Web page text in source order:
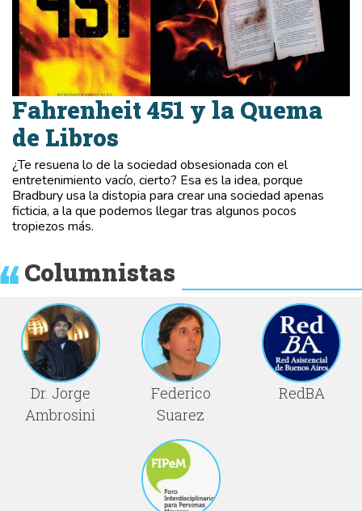
Fahrenheit 451 y la Quema
de Libros
¿Te resuena lo de la sociedad obsesionada con el
entretenimiento vacío, cierto? Esa es la idea, porque
Bradbury usa la distopia para crear una sociedad apenas
ficticia, a la que podemos llegar tras algunos pocos
tropiezos más.
Columnistas
Dr. Jorge
Ambrosini
Federico
Suarez
RedBA